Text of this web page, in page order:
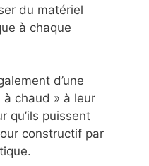
du matériel
à chaque
d’une
à chaud » à leur
qu’ils puissent
constructif par